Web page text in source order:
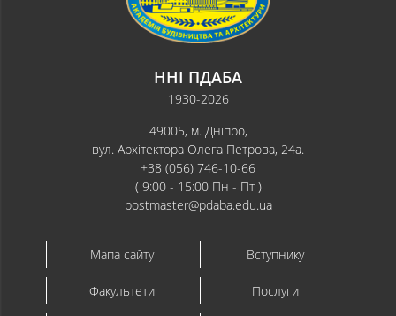
ННІ ПДАБА
1930-2026
49005, м. Дніпро,
вул. Архітектора Олега Петрова, 24а.
+38 (056) 746-10-66
( 9:00 - 15:00 Пн - Пт )
postmaster@pdaba.edu.ua
Мапа сайту Вступнику
Факультети Послуги